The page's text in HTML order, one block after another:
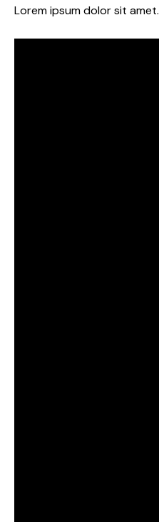
Lorem ipsum dolor sit amet.